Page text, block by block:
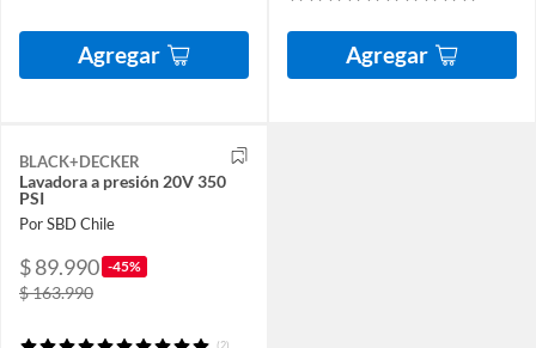
Agregar Agregar
BLACK+DECKER
Lavadora a presión 20V 350
PSI
Por SBD Chile
$ 89.990 -45%
$ 163.990
(2)